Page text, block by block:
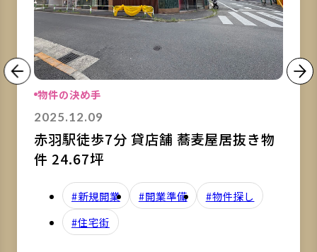
物件の決め手
2025.12.09
赤羽駅徒歩7分 貸店舗 蕎麦屋居抜き物
件 24.67坪
#新規開業 #開業準備
#物件探し
#住宅街